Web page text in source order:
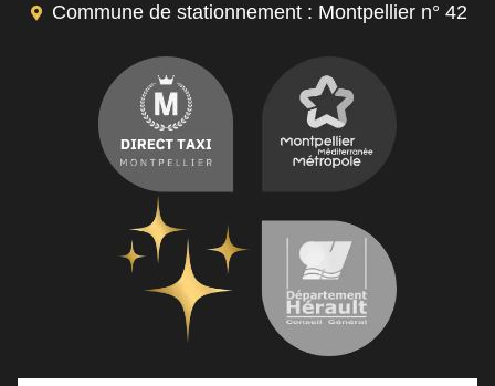
Commune de stationnement : Montpellier n° 42